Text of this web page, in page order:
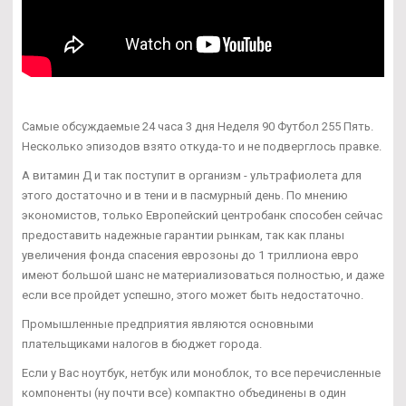
Самые обсуждаемые 24 часа 3 дня Неделя 90 Футбол 255 Пять.
Несколько эпизодов взято откуда-то и не подверглось правке.
А витамин Д и так поступит в организм - ультрафиолета для
этого достаточно и в тени и в пасмурный день. По мнению
экономистов, только Европейский центробанк способен сейчас
предоставить надежные гарантии рынкам, так как планы
увеличения фонда спасения еврозоны до 1 триллиона евро
имеют большой шанс не материализоваться полностью, и даже
если все пройдет успешно, этого может быть недостаточно.
Промышленные предприятия являются основными
плательщиками налогов в бюджет города.
Если у Вас ноутбук, нетбук или моноблок, то все перечисленные
компоненты (ну почти все) компактно объединены в один